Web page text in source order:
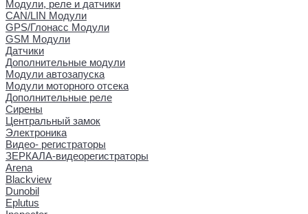
Модули, реле и датчики
CAN/LIN Модули
GPS/Глонасс Модули
GSM Модули
Датчики
Дополнительные модули
Модули автозапуска
Модули моторного отсека
Дополнительные реле
Сирены
Центральный замок
Электроника
Видео- регистраторы
ЗЕРКАЛА-видеорегистраторы
Arena
Blackview
Dunobil
Eplutus